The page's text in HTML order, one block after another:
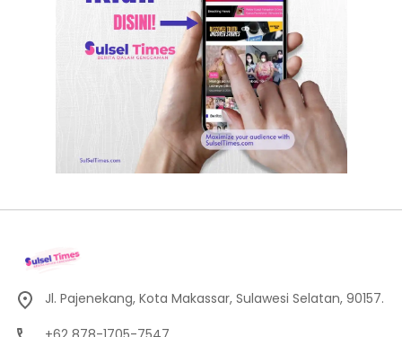
Jl. Pajenekang, Kota Makassar, Sulawesi Selatan, 90157.